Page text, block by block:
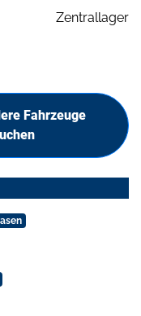
Zentrallager
Fahrzeuge